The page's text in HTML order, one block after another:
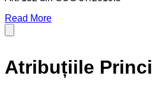
Read More
Atribuțiile